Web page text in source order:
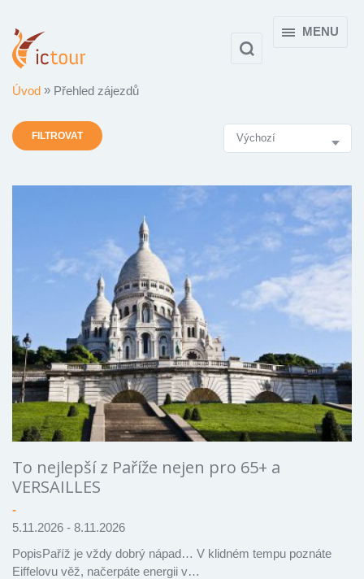
MENU
Úvod Přehled zájezdů
Výsledky
FILTROVAT
To nejlepší z Paříže nejen pro 65+ a
VERSAILLES
-
5.11.2026 - 8.11.2026
PopisPaříž je vždy dobrý nápad… V klidném tempu poznáte
Eiffelovu věž, načerpáte energii v…